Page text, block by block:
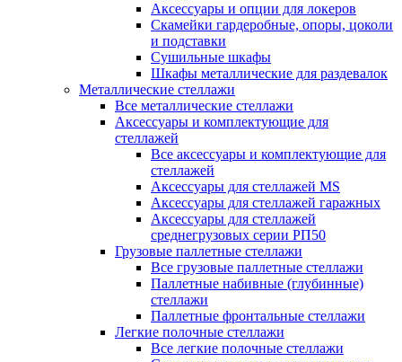
Аксессуары и опции для локеров
Скамейки гардеробные, опоры, цоколи
и подставки
Сушильные шкафы
Шкафы металлические для раздевалок
Металлические стеллажи
Все металлические стеллажи
Аксессуары и комплектующие для
стеллажей
Все аксессуары и комплектующие для
стеллажей
Аксессуары для стеллажей MS
Аксессуары для стеллажей гаражных
Аксессуары для стеллажей
среднегрузовых серии РП50
Грузовые паллетные стеллажи
Все грузовые паллетные стеллажи
Паллетные набивные (глубинные)
стеллажи
Паллетные фронтальные стеллажи
Легкие полочные стеллажи
Все легкие полочные стеллажи